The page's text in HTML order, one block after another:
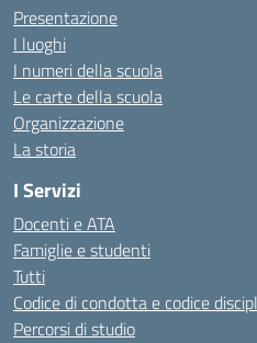
Presentazione
I luoghi
I numeri della scuola
Le carte della scuola
Organizzazione
La storia
I Servizi
Docenti e ATA
Famiglie e studenti
Tutti
Codice di condotta e codice
Percorsi di studio